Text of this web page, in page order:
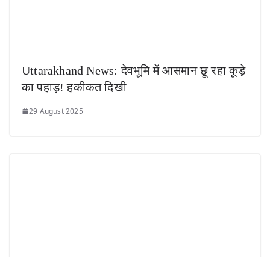
Uttarakhand News: देवभूमि में आसमान छू रहा कूड़े
का पहाड़! हकीकत दिखी
29 August 2025